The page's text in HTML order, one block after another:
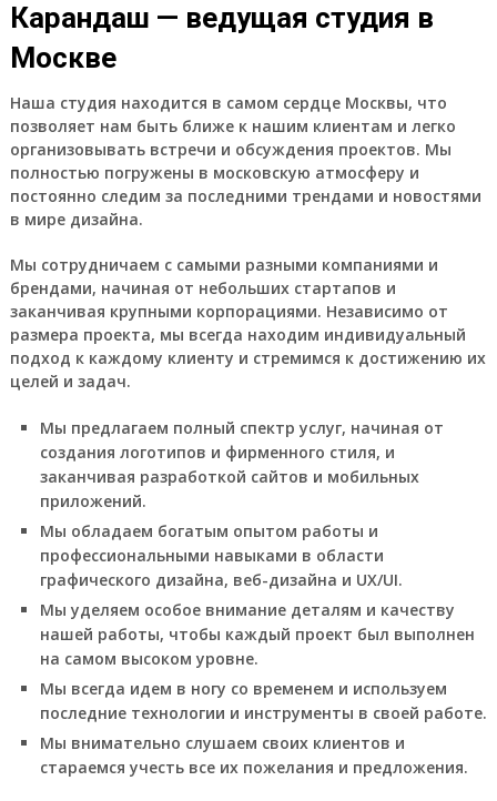
Карандаш — ведущая студия в
Москве
Наша студия находится в самом сердце Москвы, что
позволяет нам быть ближе к нашим клиентам и легко
организовывать встречи и обсуждения проектов. Мы
полностью погружены в московскую атмосферу и
постоянно следим за последними трендами и новостями
в мире дизайна.
Мы сотрудничаем с самыми разными компаниями и
брендами, начиная от небольших стартапов и
заканчивая крупными корпорациями. Независимо от
размера проекта, мы всегда находим индивидуальный
подход к каждому клиенту и стремимся к достижению их
целей и задач.
Мы предлагаем полный спектр услуг, начиная от
создания логотипов и фирменного стиля, и
заканчивая разработкой сайтов и мобильных
приложений.
Мы обладаем богатым опытом работы и
профессиональными навыками в области
графического дизайна, веб-дизайна и UX/UI.
Мы уделяем особое внимание деталям и качеству
нашей работы, чтобы каждый проект был выполнен
на самом высоком уровне.
Мы всегда идем в ногу со временем и используем
последние технологии и инструменты в своей работе.
Мы внимательно слушаем своих клиентов и
стараемся учесть все их пожелания и предложения.